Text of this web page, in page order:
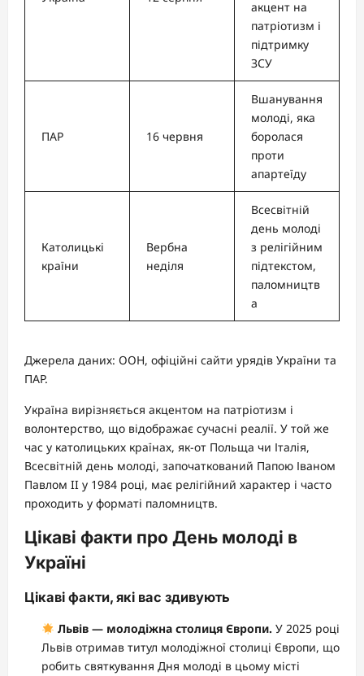
акцент на
патріотизм і
підтримку
ЗСУ
ПАР 16 червня
Вшанування
молоді, яка
боролася
проти
апартеїду
Католицькі
країни
Вербна
неділя
Всесвітній
день молоді
з релігійним
підтекстом,
паломництв
а
Джерела даних: ООН, офіційні сайти урядів України та
ПАР.
Україна вирізняється акцентом на патріотизм і
волонтерство, що відображає сучасні реалії. У той же
час у католицьких країнах, як-от Польща чи Італія,
Всесвітній день молоді, започаткований Папою Іваном
Павлом II у 1984 році, має релігійний характер і часто
проходить у форматі паломництв.
Цікаві факти про День молоді в
Україні
Цікаві факти, які вас здивують
Львів — молодіжна столиця Європи. У 2025 році
Львів отримав титул молодіжної столиці Європи, що
робить святкування Дня молоді в цьому місті